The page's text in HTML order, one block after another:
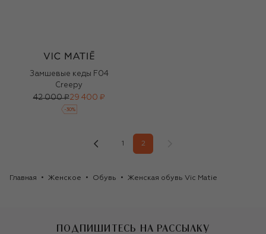
Замшевые кеды F04
Creepy
42 000 ₽29 400 ₽
-30%
1 2
Главная Женское Обувь Женская обувь Vic Matie
ПОДПИШИТЕСЬ НА РАССЫЛКУ